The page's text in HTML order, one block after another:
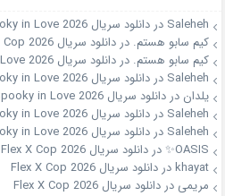
Saleheh دردانلود سریال Spooky in Love 2026
کیم سابو هستم. دردانلود سریال Flex X Cop 2026
کیم سابو هستم. دردانلود سریال Spooky in Love 2026
Saleheh دردانلود سریال Spooky in Love 2026
یلدان دردانلود سریال Spooky in Love 2026
Saleheh دردانلود سریال Spooky in Love 2026
Saleheh دردانلود سریال Spooky in Love 2026
OASIS✨
دردانلود سریال Flex X Cop 2026
khayatدردانلود سریال Flex X Cop 2026
مریمی دردانلود سریال Flex X Cop 2026